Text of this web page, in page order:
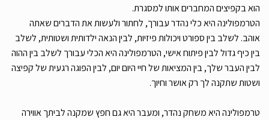
הוא בקפיצים המחברים אותו למסגרת.
הטרמפולינה היא כלי נהדר עבורך, לחתור ולעשות את הדברים שאתה
אוהב. לשלב בין ספורט ויכולות פיזיות, לבין הנאה ילדותית ושטותית, לשלב
בין כיף גדול לבין פיתוח אישי, הטרמפולינה היא הכלי עבורך לשלב בין ההוה
לבין העבר שלך, בין המציאות של חיי היום יום, לבין הפוגה רגעית של קפיצה
ושטות שתקנה לך רק אושר וחיוך.
טרמפולינה היא משחק נהדר, ומעבר היא גם חפץ שמקנה לביתך אווירה